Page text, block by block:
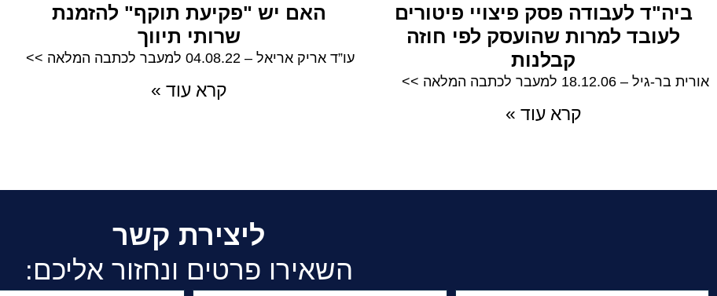
ביה"ד לעבודה פסק פיצויי פיטורים
לעובד למרות שהועסק לפי חוזה
קבלנות
אורית בר-גיל – 18.12.06 למעבר לכתבה המלאה >>
קרא עוד »
האם יש "פקיעת תוקף" להזמנת
שרותי תיווך
עו”ד אריק אריאל – 04.08.22 למעבר לכתבה המלאה >>
קרא עוד »
ליצירת קשר
השאירו פרטים ונחזור אליכם: